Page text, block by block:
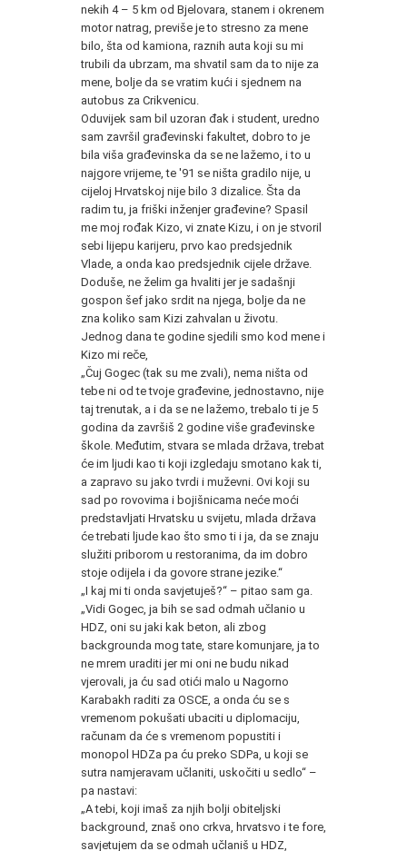
nekih 4 – 5 km od Bjelovara, stanem i okrenem
motor natrag, previše je to stresno za mene
bilo, šta od kamiona, raznih auta koji su mi
trubili da ubrzam, ma shvatil sam da to nije za
mene, bolje da se vratim kući i sjednem na
autobus za Crikvenicu.
Oduvijek sam bil uzoran đak i student, uredno
sam završil građevinski fakultet, dobro to je
bila viša građevinska da se ne lažemo, i to u
najgore vrijeme, te '91 se ništa gradilo nije, u
cijeloj Hrvatskoj nije bilo 3 dizalice. Šta da
radim tu, ja friški inženjer građevine? Spasil
me moj rođak Kizo, vi znate Kizu, i on je stvoril
sebi lijepu karijeru, prvo kao predsjednik
Vlade, a onda kao predsjednik cijele države.
Doduše, ne želim ga hvaliti jer je sadašnji
gospon šef jako srdit na njega, bolje da ne
zna koliko sam Kizi zahvalan u životu.
Jednog dana te godine sjedili smo kod mene i
Kizo mi reče,
„Čuj Gogec (tak su me zvali), nema ništa od
tebe ni od te tvoje građevine, jednostavno, nije
taj trenutak, a i da se ne lažemo, trebalo ti je 5
godina da završiš 2 godine više građevinske
škole. Međutim, stvara se mlada država, trebat
će im ljudi kao ti koji izgledaju smotano kak ti,
a zapravo su jako tvrdi i muževni. Ovi koji su
sad po rovovima i bojišnicama neće moći
predstavljati Hrvatsku u svijetu, mlada država
će trebati ljude kao što smo ti i ja, da se znaju
služiti priborom u restoranima, da im dobro
stoje odijela i da govore strane jezike.“
„I kaj mi ti onda savjetuješ?“ – pitao sam ga.
„Vidi Gogec, ja bih se sad odmah učlanio u
HDZ, oni su jaki kak beton, ali zbog
backgrounda mog tate, stare komunjare, ja to
ne mrem uraditi jer mi oni ne budu nikad
vjerovali, ja ću sad otići malo u Nagorno
Karabakh raditi za OSCE, a onda ću se s
vremenom pokušati ubaciti u diplomaciju,
računam da će s vremenom popustiti i
monopol HDZa pa ću preko SDPa, u koji se
sutra namjeravam učlaniti, uskočiti u sedlo“ –
pa nastavi:
„A tebi, koji imaš za njih bolji obiteljski
background, znaš ono crkva, hrvatsvo i te fore,
savjetujem da se odmah učlaniš u HDZ,